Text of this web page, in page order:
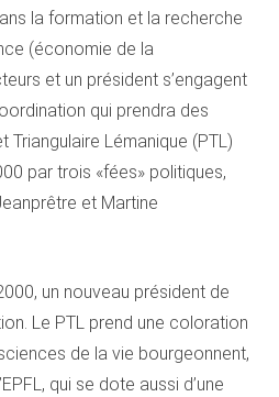
la formation et la recherche
(économie de la
et un président s’engagent
qui prendra des
Triangulaire Lémanique (PTL)
par trois «fées» politiques,
et Martine
un nouveau président de
Le PTL prend une coloration
de la vie bourgeonnent,
qui se dote aussi d’une